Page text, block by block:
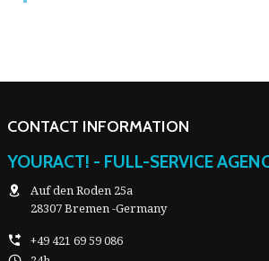
CONTACT INFORMATION
YOURACT! - FULL-SERVICE
Auf den Roden 25a
28307 Bremen -Germany
+49 421 69 59 086